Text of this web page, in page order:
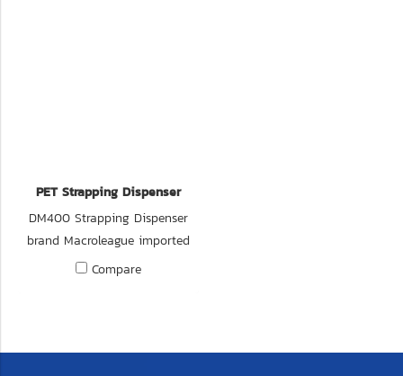
PET Strapping Dispenser
DM400 Strapping Dispenser
brand Macroleague imported
from Taiwan.
Compare